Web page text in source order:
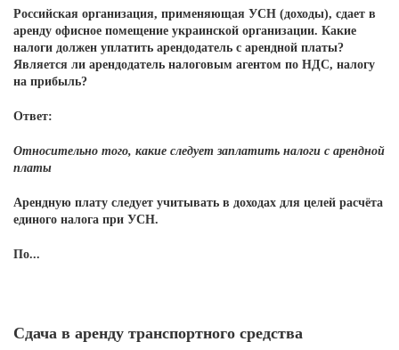
Российская организация, применяющая УСН (доходы), сдает в
аренду офисное помещение украинской организации. Какие
налоги должен уплатить арендодатель с арендной платы?
Является ли арендодатель налоговым агентом по НДС, налогу
на прибыль?
Ответ:
Относительно того, какие следует заплатить налоги с арендной
платы
Арендную плату следует учитывать в доходах для целей расчёта
единого налога при УСН.
По...
Сдача в аренду транспортного средства